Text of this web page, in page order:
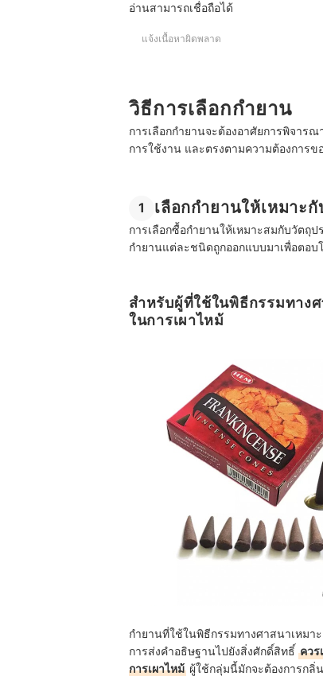
อ่านสามารถเชื่อถือได้
แจ้งเนื้อหาผิดพลาด
วิธีการเลือกกำยาน
การเลือกกำยานจะต้องอาศัยการพิจาร
การใช้งาน และตรงตามความต้องการ
1 เลือกกำยานให้เหมาะ
การเลือกซื้อกำยานให้เหมาะสมกับวัตถุ
กำยานแต่ละชนิดถูกออกแบบมาเพื่อตอบ
สำหรับผู้ที่ใช้ในพิธีกรรมทาง
ในการเผาไหม้
กำยานที่ใช้ในพิธีกรรมทางศาสนาเหมา
การส่งคำอธิษฐานไปยังสิ่งศักดิ์สิทธิ์ ควร
การเผาไหม้ ผู้ใช้กลุ่มนี้มักจะต้องการก